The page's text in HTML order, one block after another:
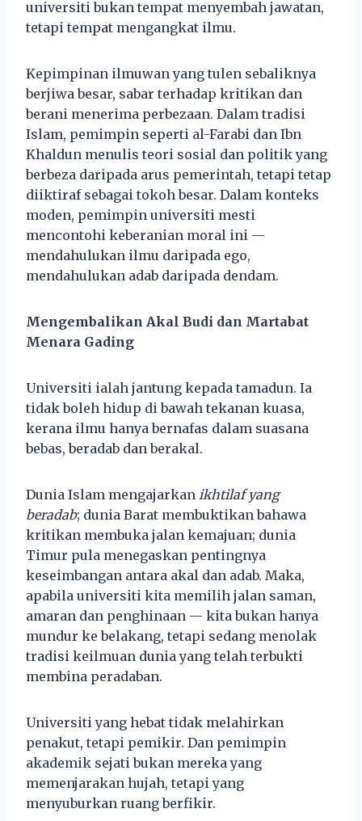
universiti bukan tempat menyembah jawatan,
tetapi tempat mengangkat ilmu.
Kepimpinan ilmuwan yang tulen sebaliknya
berjiwa besar, sabar terhadap kritikan dan
berani menerima perbezaan. Dalam tradisi
Islam, pemimpin seperti al-Farabi dan Ibn
Khaldun menulis teori sosial dan politik yang
berbeza daripada arus pemerintah, tetapi tetap
diiktiraf sebagai tokoh besar. Dalam konteks
moden, pemimpin universiti mesti
mencontohi keberanian moral ini —
mendahulukan ilmu daripada ego,
mendahulukan adab daripada dendam.
Mengembalikan Akal Budi dan Martabat
Menara Gading
Universiti ialah jantung kepada tamadun. Ia
tidak boleh hidup di bawah tekanan kuasa,
kerana ilmu hanya bernafas dalam suasana
bebas, beradab dan berakal.
Dunia Islam mengajarkan ikhtilaf yang
beradab; dunia Barat membuktikan bahawa
kritikan membuka jalan kemajuan; dunia
Timur pula menegaskan pentingnya
keseimbangan antara akal dan adab. Maka,
apabila universiti kita memilih jalan saman,
amaran dan penghinaan — kita bukan hanya
mundur ke belakang, tetapi sedang menolak
tradisi keilmuan dunia yang telah terbukti
membina peradaban.
Universiti yang hebat tidak melahirkan
penakut, tetapi pemikir. Dan pemimpin
akademik sejati bukan mereka yang
memenjarakan hujah, tetapi yang
menyuburkan ruang berfikir.